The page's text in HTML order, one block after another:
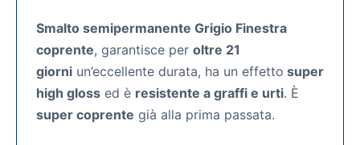
Smalto semipermanente Grigio Finestra
coprente, garantisce per oltre 21
giorni un’eccellente durata, ha un effetto super
high gloss ed è resistente a graffi e urti. È
super coprente già alla prima passata.